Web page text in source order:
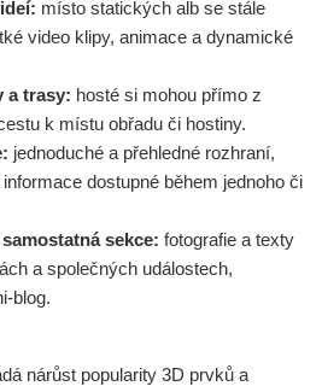
místo statických alb se stále
video klipy, animace a dynamické
a trasy: hosté si mohou přímo z
k místu obřadu či hostiny.
jednoduché a přehledné rozhraní,
dostupné během jednoho či
sekce: fotografie a texty
a společných událostech,
blog.
nárůst popularity 3D prvků a